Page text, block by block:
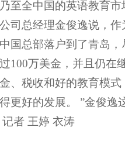
至全中国的英语教育
司总经理金俊逸说，
国总部落户到了青岛
100万美金，并且仍在
、税收和好的教育模
更好的发展。 ”金俊逸
者 王婷 衣涛